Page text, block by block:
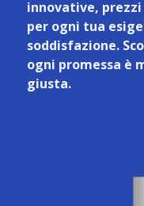
innovative,
per ogni tua
soddisfazione.
ogni promessa è
giusta.